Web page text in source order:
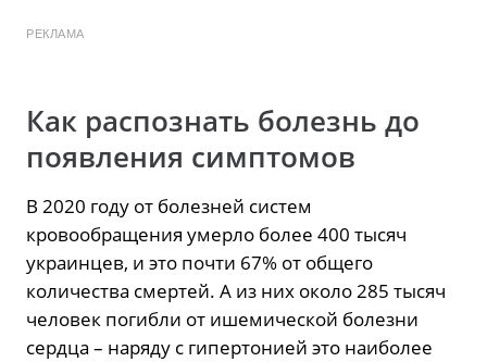
РЕКЛАМА
Как распознать болезнь до
появления симптомов
В 2020 году от болезней систем
кровообращения умерло более 400 тысяч
украинцев, и это почти 67% от общего
количества смертей. А из них около 285 тысяч
человек погибли от ишемической болезни
сердца – наряду с гипертонией это наиболее